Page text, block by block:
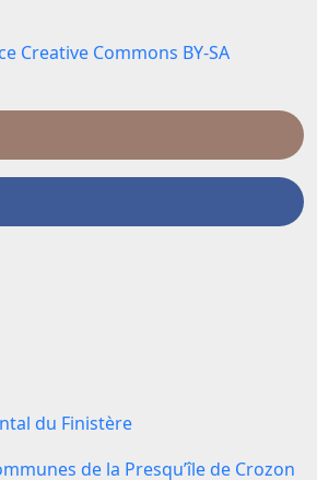
Creative Commons BY-SA
du Finistère
de la Presqu’île de Crozon